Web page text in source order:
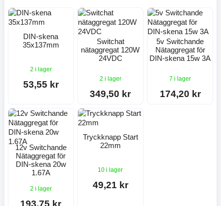
DIN-skena
35x137mm
2 i lager
53,55 kr
Switchat
nätaggregat 120W
24VDC
2 i lager
349,50 kr
5v Switchande
Nätaggregat för
DIN-skena 15w 3A
7 i lager
174,20 kr
12v Switchande
Nätaggregat för
DIN-skena 20w
1.67A
2 i lager
193,75 kr
Tryckknapp Start
22mm
10 i lager
49,21 kr